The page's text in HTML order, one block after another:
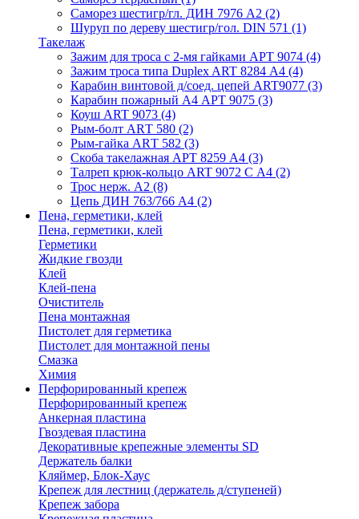
Саморез шестигр/гл. ДИН 7976 А2 (2)
Шуруп по дереву шестигр/гол. DIN 571 (1)
Такелаж
Зажим для троса с 2-мя гайками АРТ 9074 (4)
Зажим троса типа Duplex ART 8284 А4 (4)
Карабин винтовой д/соед. цепей ART9077 (3)
Карабин пожарный А4 АРТ 9075 (3)
Коуш ART 9073 (4)
Рым-болт АRТ 580 (2)
Рым-гайка АRТ 582 (3)
Скоба такелажная АРТ 8259 А4 (3)
Талреп крюк-кольцо ART 9072 С A4 (2)
Трос нерж. А2 (8)
Цепь ДИН 763/766 А4 (2)
Пена, герметики, клей
Пена, герметики, клей
Герметики
Жидкие гвозди
Клей
Клей-пена
Очиститель
Пена монтажная
Пистолет для герметика
Пистолет для монтажной пены
Смазка
Химия
Перфорированный крепеж
Перфорированный крепеж
Анкерная пластина
Гвоздевая пластина
Декоративные крепежные элементы SD
Держатель балки
Кляймер, Блок-Хаус
Крепеж для лестниц (держатель д/ступеней)
Крепеж забора